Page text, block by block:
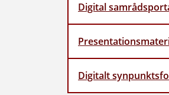
Digital
Digitalt